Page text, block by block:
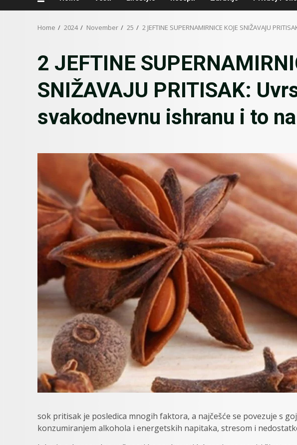
Home 2024 November 25 2 JEFTINE SUPERNAMIRNICE KOJE SNIŽAVAJU
2 JEFTINE
SNIŽAVAJU PRITISAK:
svakodnevnu ishranu i to
sok pritisak je posledica mnogih faktora, a najčešće se povezuje s
konzumiranjem alkohola i energetskih napitaka, stresom i